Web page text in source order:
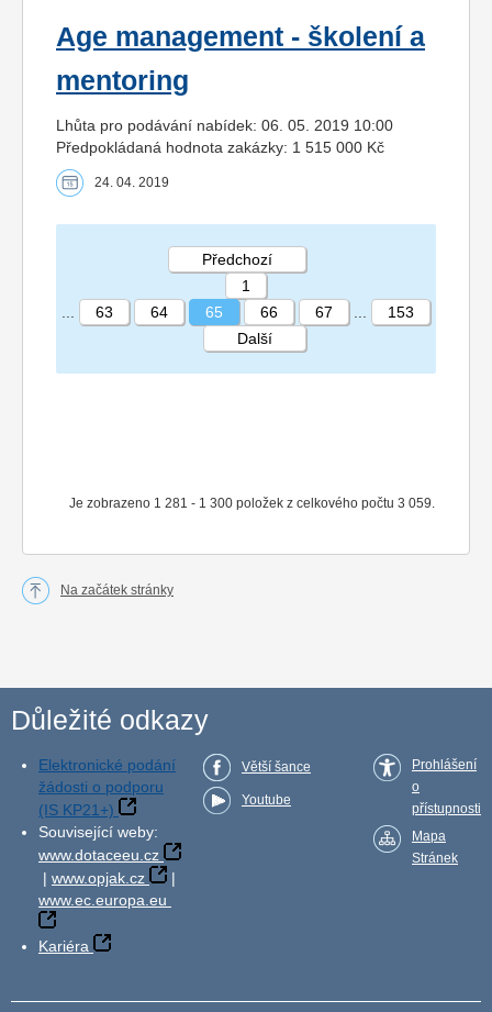
Age management - školení a
mentoring
Lhůta pro podávání nabídek: 06. 05. 2019 10:00
Předpokládaná hodnota zakázky: 1 515 000 Kč
24. 04. 2019
STRÁNKA 65 153
Je zobrazeno 1 281 - 1 300 položek z celkového počtu 3 059.
Předchozí
1
63 64 65 66 67
153
Další
Na začátek stránky
Důležité odkazy
Elektronické podání
žádosti o podporu
(IS KP21+)
Související weby:
www.dotaceeu.cz
| www.opjak.cz
|
www.ec.europa.eu
Kariéra
Větší šance
Youtube
Prohlášení
o
přístupnosti
Mapa
Stránek